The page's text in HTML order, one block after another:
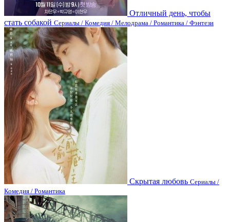
Отличный день, чтобы
стать собакой Сериалы / Комедия / Мелодрама / Романтика / Фэнтези
Скрытая любовь Сериалы /
Комедия / Романтика